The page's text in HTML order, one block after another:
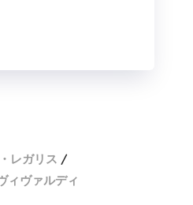
レガリス
ィヴァルディ